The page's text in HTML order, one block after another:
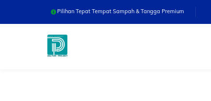
content
Pilihan Tepat Tempat Sampah & Tangga Premium